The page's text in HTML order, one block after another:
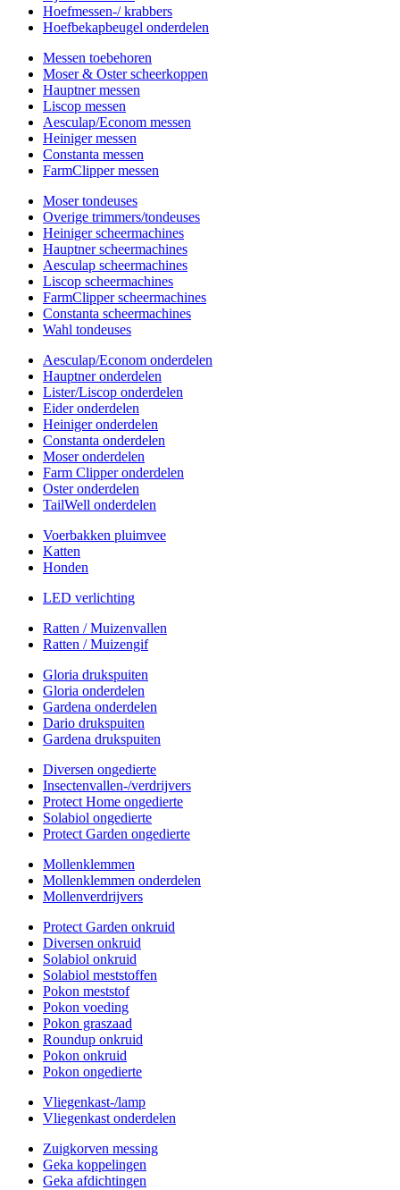
Hoefmessen-/ krabbers
Hoefbekapbeugel onderdelen
Messen toebehoren
Moser & Oster scheerkoppen
Hauptner messen
Liscop messen
Aesculap/Econom messen
Heiniger messen
Constanta messen
FarmClipper messen
Moser tondeuses
Overige trimmers/tondeuses
Heiniger scheermachines
Hauptner scheermachines
Aesculap scheermachines
Liscop scheermachines
FarmClipper scheermachines
Constanta scheermachines
Wahl tondeuses
Aesculap/Econom onderdelen
Hauptner onderdelen
Lister/Liscop onderdelen
Eider onderdelen
Heiniger onderdelen
Constanta onderdelen
Moser onderdelen
Farm Clipper onderdelen
Oster onderdelen
TailWell onderdelen
Voerbakken pluimvee
Katten
Honden
LED verlichting
Ratten / Muizenvallen
Ratten / Muizengif
Gloria drukspuiten
Gloria onderdelen
Gardena onderdelen
Dario drukspuiten
Gardena drukspuiten
Diversen ongedierte
Insectenvallen-/verdrijvers
Protect Home ongedierte
Solabiol ongedierte
Protect Garden ongedierte
Mollenklemmen
Mollenklemmen onderdelen
Mollenverdrijvers
Protect Garden onkruid
Diversen onkruid
Solabiol onkruid
Solabiol meststoffen
Pokon meststof
Pokon voeding
Pokon graszaad
Roundup onkruid
Pokon onkruid
Pokon ongedierte
Vliegenkast-/lamp
Vliegenkast onderdelen
Zuigkorven messing
Geka koppelingen
Geka afdichtingen